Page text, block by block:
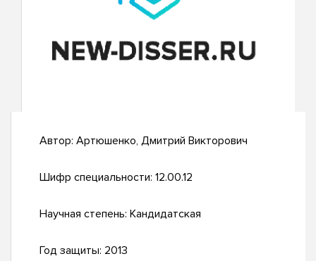
Автор: Артюшенко, Дмитрий Викторович
Шифр специальности: 12.00.12
Научная степень: Кандидатская
Год защиты: 2013